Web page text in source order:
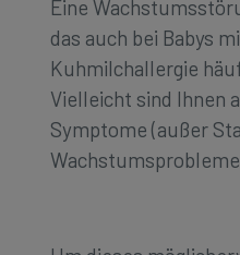
Eine
das auch bei Babys
Kuhmilchallergie
Vielleicht sind Ihnen
Symptome (außer